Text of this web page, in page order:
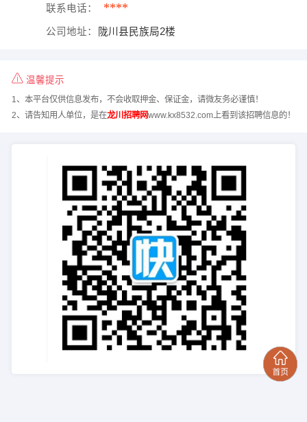
联系电话： ****
公司地址： 陇川县民族局2楼
温馨提示
1、本平台仅供信息发布，不会收取押金、保证金，请微友务必谨慎！
2、请告知用人单位，是在龙川招聘网www.kx8532.com上看到该招聘信息的！